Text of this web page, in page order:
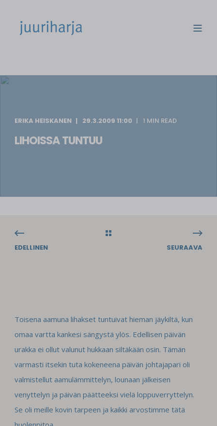
ERIKA HEISKANEN 29.3.2009 11:00 1 MIN READ
LIHOISSA TUNTUU
EDELLINEN SEURAAVA
Toisena aamuna lihakset tuntuivat hieman jäykiltä, kun
omaa vartta kankesi sängystä ylös. Edellisen päivän
urakka ei ollut valunut hukkaan siltäkään osin. Tämän
varmasti itsekin tuta kokeneena päivän johtajapari oli
valmistellut aamulämmittelyn, lounaan jälkeisen
venyttelyn ja päivän päätteeksi vielä loppuverryttelyn.
Se oli meille kovin tarpeen ja kaikki arvostimme tätä